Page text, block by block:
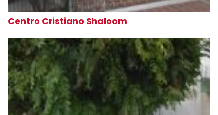
Centro Cristiano Shaloom